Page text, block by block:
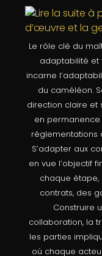
Le rôle clé du
adaptabilité et
incarne
du caméléon.
direction claire et
en permanence
réglementations
S’adapter aux
en vue l’objectif
chaque étape,
contrats, des
Construire
collaboration, la
les parties
où chaque